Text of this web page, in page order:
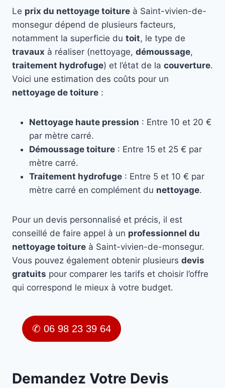
Le prix du nettoyage toiture à Saint-vivien-de-
monsegur dépend de plusieurs facteurs,
notamment la superficie du toit, le type de
travaux à réaliser (nettoyage, démoussage,
traitement hydrofuge) et l’état de la couverture.
Voici une estimation des coûts pour un
nettoyage de toiture :
Nettoyage haute pression : Entre 10 et 20 €
par mètre carré.
Démoussage toiture : Entre 15 et 25 € par
mètre carré.
Traitement hydrofuge : Entre 5 et 10 € par
mètre carré en complément du nettoyage.
Pour un devis personnalisé et précis, il est
conseillé de faire appel à un professionnel du
nettoyage toiture à Saint-vivien-de-monsegur.
Vous pouvez également obtenir plusieurs devis
gratuits pour comparer les tarifs et choisir l’offre
qui correspond le mieux à votre budget.
✆ 06 98 23 39 64
Demandez Votre Devis